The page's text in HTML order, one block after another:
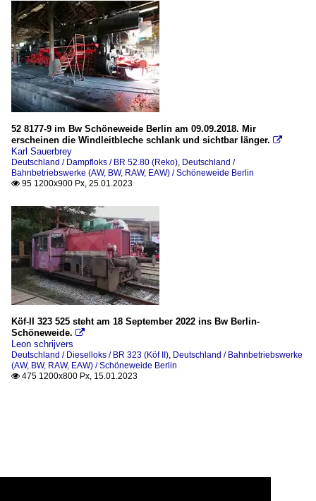
52 8177-9 im Bw Schöneweide Berlin am 09.09.2018. Mir
erscheinen die Windleitbleche schlank und sichtbar länger. 
Karl Sauerbrey
Deutschland / Dampfloks / BR 52.80 (Reko), Deutschland /
Bahnbetriebswerke (AW, BW, RAW, EAW) / Schöneweide Berlin
 95 1200x900 Px, 25.01.2023
Köf-II 323 525 steht am 18 September 2022 ins Bw Berlin-
Schöneweide. 
Leon schrijvers
Deutschland / Dieselloks / BR 323 (Köf II), Deutschland / Bahnbetriebswerke
(AW, BW, RAW, EAW) / Schöneweide Berlin
 475 1200x800 Px, 15.01.2023